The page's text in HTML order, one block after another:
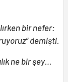
bir nefer:
demişti.
ne bir şey…